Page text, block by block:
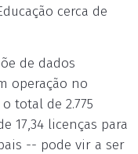
cerca de
de dados
operação no
total de 2.775
17,34 licenças para
-- pode vir a ser